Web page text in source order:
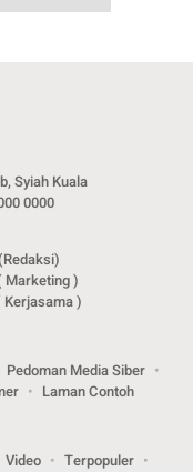
Syiah Kuala
0000
Marketing )
)
Pedoman Media Siber
Laman Contoh
Video
Terpopuler